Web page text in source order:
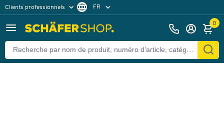
Clients professionnels
Clients particuliers
FR
0
Retour